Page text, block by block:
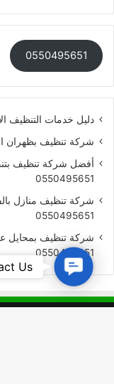
0550495651
دليل خدمات التنظيف
شركة تنظيف بظهران الجنوب خصم 30%
0550495651
0550495651
0550495651
Contact
Us
Us